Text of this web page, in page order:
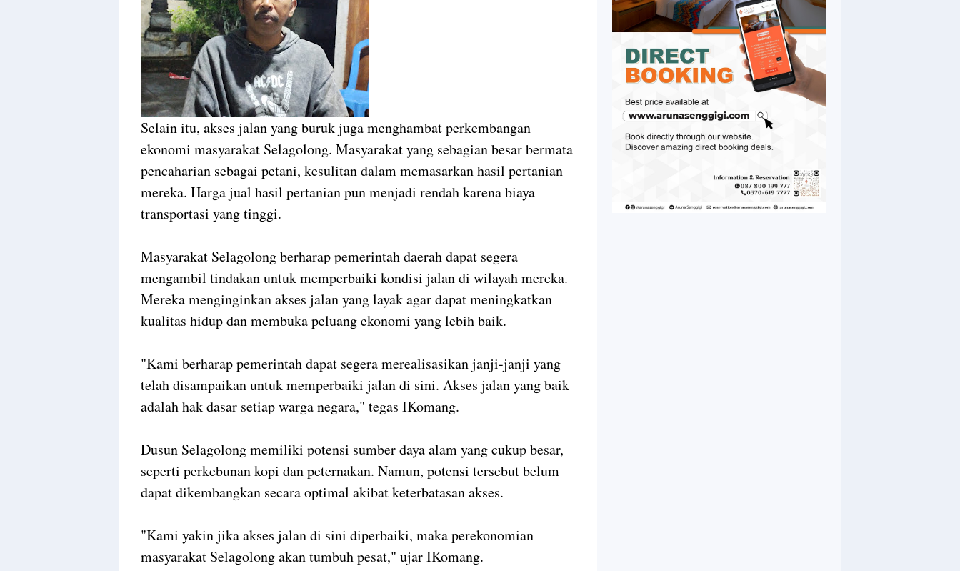
Selain itu, akses jalan yang buruk juga menghambat perkembangan
ekonomi masyarakat Selagolong. Masyarakat yang sebagian besar bermata
pencaharian sebagai petani, kesulitan dalam memasarkan hasil pertanian
mereka. Harga jual hasil pertanian pun menjadi rendah karena biaya
transportasi yang tinggi.
Masyarakat Selagolong berharap pemerintah daerah dapat segera
mengambil tindakan untuk memperbaiki kondisi jalan di wilayah mereka.
Mereka menginginkan akses jalan yang layak agar dapat meningkatkan
kualitas hidup dan membuka peluang ekonomi yang lebih baik.
"Kami berharap pemerintah dapat segera merealisasikan janji-janji yang
telah disampaikan untuk memperbaiki jalan di sini. Akses jalan yang baik
adalah hak dasar setiap warga negara," tegas IKomang.
Dusun Selagolong memiliki potensi sumber daya alam yang cukup besar,
seperti perkebunan kopi dan peternakan. Namun, potensi tersebut belum
dapat dikembangkan secara optimal akibat keterbatasan akses.
"Kami yakin jika akses jalan di sini diperbaiki, maka perekonomian
masyarakat Selagolong akan tumbuh pesat," ujar IKomang.